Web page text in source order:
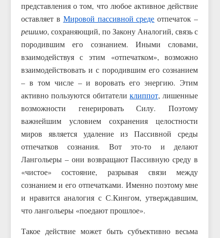
представления о том, что любое активное действие
оставляет в Мировой пассивной среде отпечаток –
решимо, сохраняющий, по Закону Аналогий, связь с
породившим его сознанием. Иными словами,
взаимодействуя с этим «отпечатком», возможно
взаимодействовать и с породившим его сознанием
– в том числе – и воровать его энергию. Этим
активно пользуются обитатели клиппот, лишенные
возможности генерировать Силу. Поэтому
важнейшим условием сохранения целостности
миров является удаление из Пассивной среды
отпечатков сознания. Вот это-то и делают
Лангольеры – они возвращают Пассивную среду в
«чистое» состояние, разрывая связи между
сознанием и его отпечатками. Именно поэтому мне
и нравится аналогия с С.Кингом, утверждавшим,
что лангольеры «поедают прошлое».
Такое действие может быть субъективно весьма